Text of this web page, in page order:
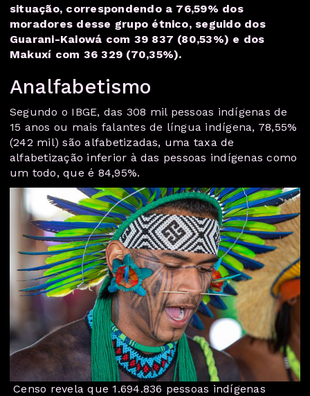
situação, correspondendo a 76,59% dos
moradores desse grupo étnico, seguido dos
Guarani-Kaiowá com 39 837 (80,53%) e dos
Makuxí com 36 329 (70,35%).
Analfabetismo
Segundo o IBGE, das 308 mil pessoas indígenas de
15 anos ou mais falantes de língua indígena, 78,55%
(242 mil) são alfabetizadas, uma taxa de
alfabetização inferior à das pessoas indígenas como
um todo, que é 84,95%.
Censo revela que 1.694.836 pessoas indígenas